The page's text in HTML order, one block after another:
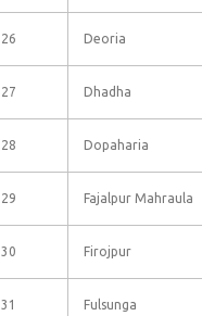
26 Deoria
27 Dhadha
28 Dopaharia
29 Fajalpur Mahraula
30 Firojpur
31 Fulsunga